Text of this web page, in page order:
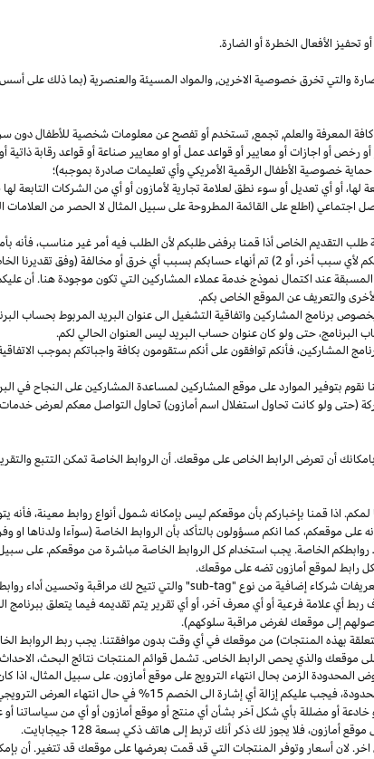
تحفيز الأفعال الخطرة أو الضارة.
والتي تخرق خصوصية الاخرين,والمواد المسيئة والعنصرية (بما ذلك على أسس
المعرفة والعلم, تجمع, تستخدم أو تفصح عن معلومات شخصية للأطفال دون
أو رخص أو اجازات أو معايير أو قواعد عمل أو او معايير صناعة أو قواعد رقابة
خصوصية الأطفال الرقمية الأمريكي وأي تعليمات صادرة بموجبه)؛
لها،أو أي تعديل أو سوء نطق لعلامة تجارية لأمازون أو أي من الشركات
(اطلع على القائمة المطروحة على سبيل المثال لا الحصر من العلامات
طلب التقديم الخاص أذا قمنا برفض طلبكم لأن الطلب فيه أمر غير مناسب،فأنه
أخر،أو 2) تم أنهاء حسابكم بسبب أي خرق أو مخالفة (وفق تقديرنا
المسبقة عند اكتمال نموذج خدمة عملاء المشاركين التي تكون موجودة هنا. أن
والتعريف عن الموقع الخاص بكم.
برنامج المشاركين واتفاقية التشغيل الى عنوان البريد المربوط بحساب
البرنامج،حتى ولو كان عنوان حساب البريد ليس العنوان الحالي لكم.
المشاركين،فأنكم توافقون على أنكم ستقومون بكافة واجباتكم بموجب
نقوم بتوفير الموارد على موقع المشاركين لمساعدة المشاركين على النجاح في
(حتى ولو كانت تحاول استغلال اسم أمازون) تحاول التواصل معكم لعرض
بامكانكأن تعرض الرابط الخاص على موقعك. أن الروابط الخاصة تمكن التتبع
لمكم. اذا قمنا بإخباركم بأن موقعكم ليس بإمكانه شمول أنواع روابط معينة،فأنه
على موقعكم، كما انكم مسؤولون بالتأكد بأن الروابط الخاصة (سوآءا ولدناها
روابطكم الخاصة. يجب استخدام كل الروابط الخاصة مباشرة من موقعكم. على
رابط لموقع أمازون تضه على موقعك.
شركاء إضافية من نوع "sub-tag" والتي تتيح لك مراقبة وتحسين أداء
أي علامة فرعية أو أي معرف آخر، أو أي تقرير يتم تقديمه فيما يتعلق
إلى موقعك لغرض مراقبة سلوكهم).
بهذه المنتجات) من موقعك في أي وقت بدون موافقتنا. يجب ربط الروابط
موقعك والذي يحص الرابط الخاص. تشمل قوائم المنتجات نتائج البحث،
المحدودة الزمن بحال انتهاء الترويج على موقع أمازون. على سبيل المثال، اذا
فيجب عليكم إزالة أي إشارة الى الخصم 15% في حال انتهاء العرض الترويجي على موقع أمازون.
خادعةأو مضللة بأيشكلآخر بشأنأي منتجأو موقعأمازونأوأي منسياساتناأو
موقعأمازون،فلا يجوز لكذكرأنك تربطإلىهاتفذكي بسعة جيجابايت.
لان أسعار وتوفر المنتجات التي قد قمت بعرضها على موقعك قد تتغير. أن